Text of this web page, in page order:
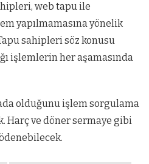
web tapu ile
yapılmamasına yönelik
sahipleri söz konusu
işlemlerin her aşamasında
olduğunu işlem sorgulama
Harç ve döner sermaye gibi